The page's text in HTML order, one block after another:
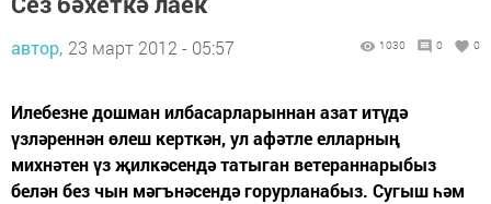
автор, 23 март 2012 - 05:57 1030 0 0
Илебезне дошман илбасарларыннан азат итүдә
үзләреннән өлеш керткән, ул афәтле елларның
михнәтен үз җилкәсендә татыган ветераннарыбыз
белән без чын мәгънәсендә горурланабыз. Сугыш һәм